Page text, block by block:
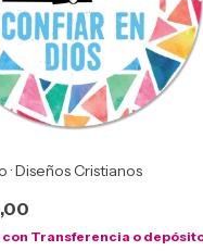
· Diseños Cristianos
con Transferencia o